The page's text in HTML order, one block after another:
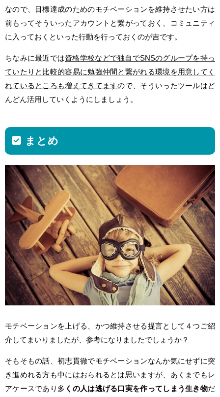
なので、目標達成のためのモチベーションを維持させたい方は
前もってそういったアカウントと繋がっておく、コミュニティ
に入っておくといった行動を行っておくのが吉です。
ちなみに最近では資格学校などで独自でSNSのグループを持っ
ていたりと比較的容易に勉強仲間と繋がれる環境を用意してく
れているところも増えてきてますので、そういったツールはど
んどん活用していくようにしましょう。
まとめ
モチベーションを上げる、かつ維持させる提言として４つご紹
介してまいりましたが、参考になりましたでしょうか？
そもそもの話、初志貫徹でモチベーションなんか気にせずに突
き進めれる方も中にはおられるとは思いますが、あくまでもレ
アケースであり多 くの人は逃げる口実を作ってしまう生き物だ